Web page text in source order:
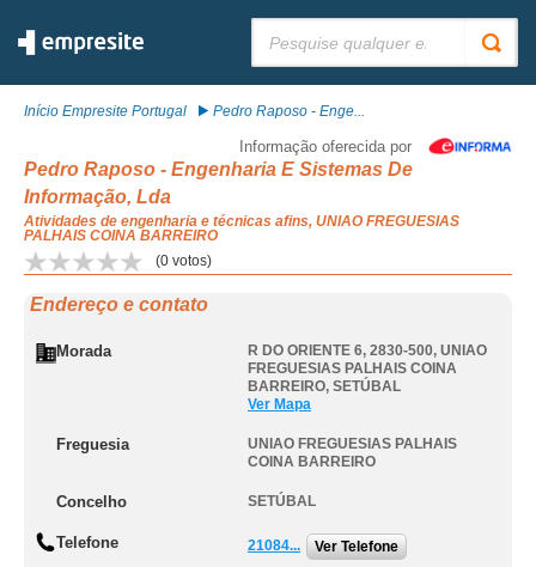
Início Empresite Portugal Pedro Raposo - Enge...
Informação oferecida por
Pedro Raposo - Engenharia E Sistemas De
Informação, Lda
Atividades de engenharia e técnicas afins, UNIAO FREGUESIAS
PALHAIS COINA BARREIRO
(0 votos)
Endereço e contato
Morada R DO ORIENTE 6, 2830-500, UNIAO
FREGUESIAS PALHAIS COINA
BARREIRO, SETÚBAL
Ver Mapa
Freguesia
UNIAO FREGUESIAS PALHAIS
COINA BARREIRO
Concelho SETÚBAL
Telefone 21084... Ver Telefone